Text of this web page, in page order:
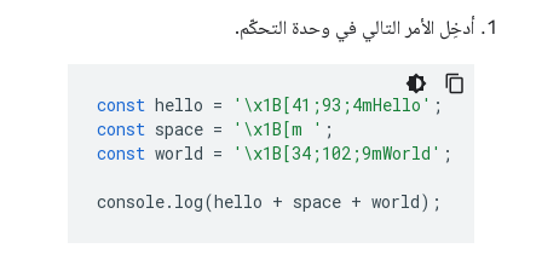
أدخِل الأمر التالي في وحدة التحكّم.
const hello = '\x1B[41;93;4mHello' ;
const space = '\x1B[m ' ;
const world = '\x1B[34;102;9mWorld' ;
console. log(hello + space + world);